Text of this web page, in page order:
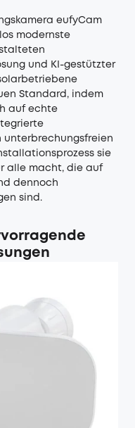
eufyCam
modernste
und KI-gestützter
Standard, indem
auf echte
unterbrechungsfreien
sie
alle macht, die auf
dennoch
sind.